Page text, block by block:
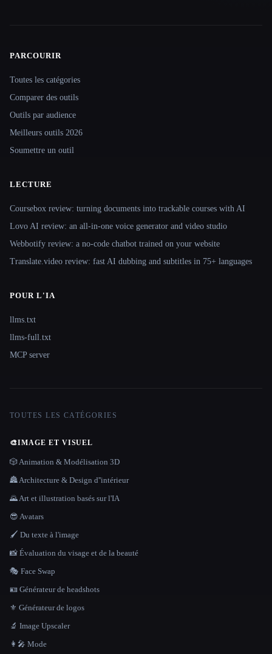
Site navigation
PARCOURIR
Toutes les catégories
Comparer des outils
Outils par audience
Meilleurs outils 2026
Soumettre un outil
LECTURE
Coursebox review: turning documents into trackable courses with AI
Lovo AI review: an all-in-one voice generator and video studio
Webbotify review: a no-code chatbot trained on your website
Translate.video review: fast AI dubbing and subtitles in 75+ languages
POUR L'IA
llms.txt
llms-full.txt
MCP server
TOUTES LES CATÉGORIES
🎨IMAGE ET VISUEL
🎲 Animation & Modélisation 3D
🏯 Architecture & Design d''intérieur
🌄 Art et illustration basés sur l'IA
😎 Avatars
🖌️ Du texte à l'image
📸 Évaluation du visage et de la beauté
🎭 Face Swap
🪪 Générateur de headshots
⚜️ Générateur de logos
🔬 Image Upscaler
👩‍🎤 Mode